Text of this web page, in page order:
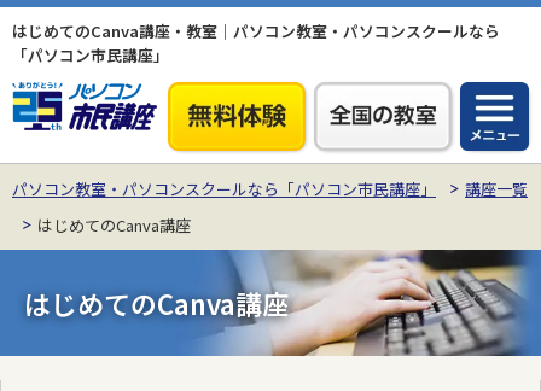
はじめてのCanva講座・教室｜パソコン教室・パソコンスクールなら
「パソコン市民講座」
パソコン教室・パソコンスクールなら「パソコン市民講座」
講座一覧
はじめてのCanva講座
はじめてのCanva講座